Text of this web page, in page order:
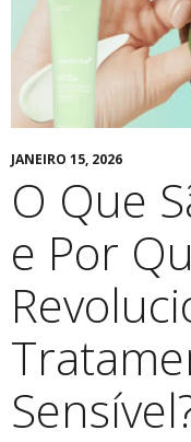
JANEIRO 15, 2026
O Que
e Por